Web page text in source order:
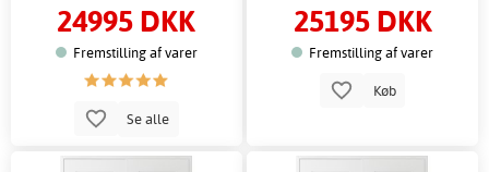
24995 DKK
Fremstilling af varer
Se alle
25195 DKK
Fremstilling af varer
Køb